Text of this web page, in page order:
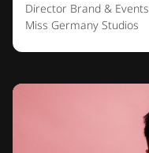
Director Brand & Events
Miss Germany Studios